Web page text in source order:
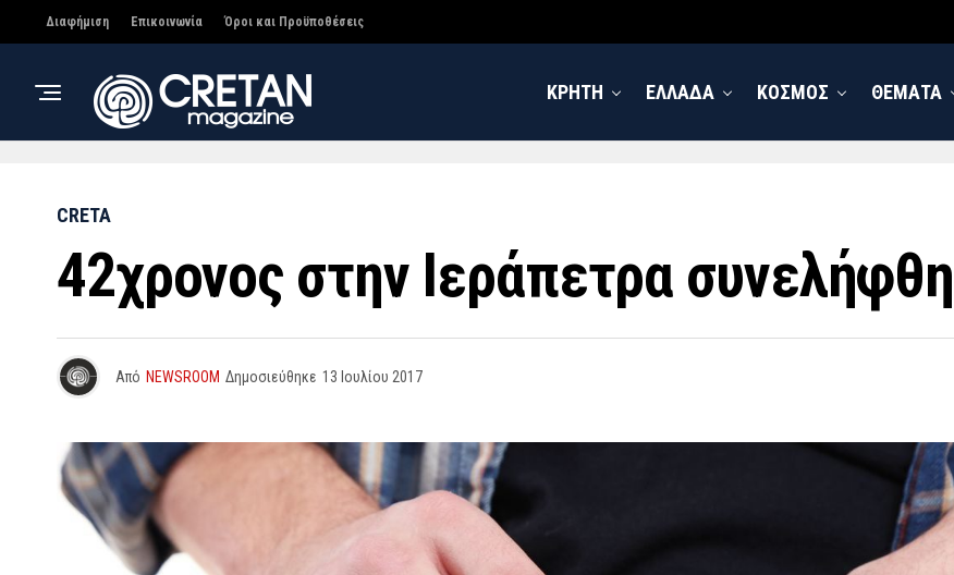
Διαφήμιση Επικοινωνία Όροι και Προϋποθέσεις
ΚΡΗΤΗ ΕΛΛΑΔΑ ΚΟΣΜΟΣ ΘΕΜΑΤΑ
CRETA
42χρονος στην Ιεράπετρα
Από NEWSROOM Δημοσιεύθηκε 13 Ιουλίου 2017